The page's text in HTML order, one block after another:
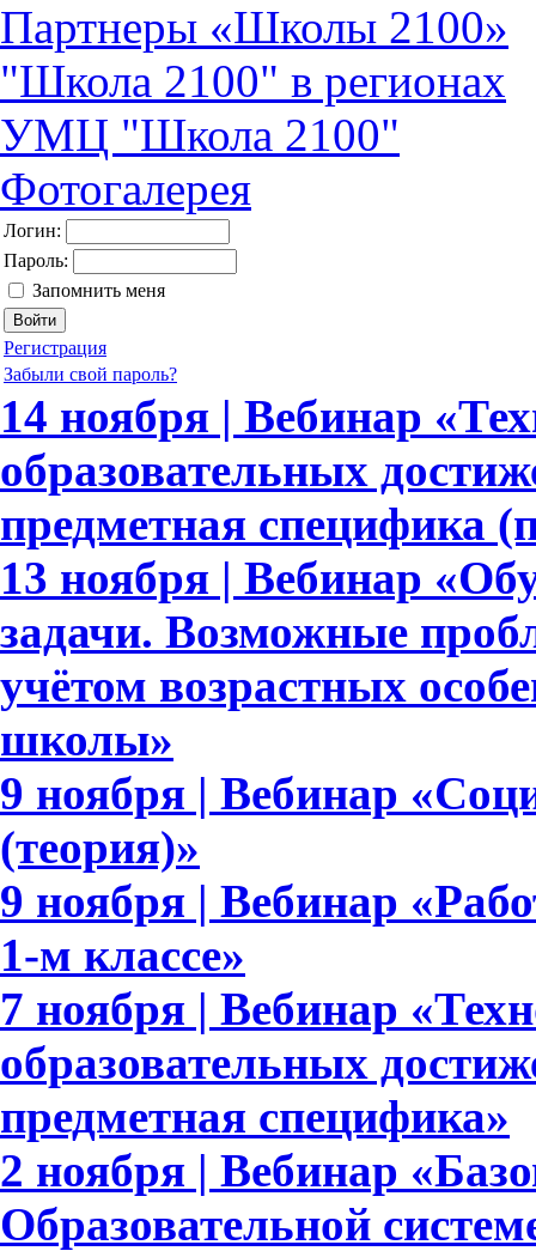
Партнеры «Школы 2100»
"Школа 2100" в регионах
УМЦ "Школа 2100"
Фотогалерея
Логин:
Пароль:
Запомнить меня
Регистрация
Забыли свой пароль?
14 ноября | Вебинар
образовательных
предметная специфика
13 ноября | Вебинар
задачи. Возможные
учётом возрастных
школы»
9 ноября | Вебинар
(теория)»
9 ноября | Вебинар
1-м классе»
7 ноября | Вебинар
образовательных
предметная специфика»
2 ноября | Вебинар
Образовательной